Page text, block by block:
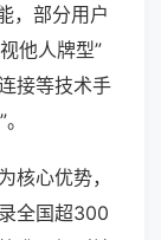
，部分用户
他人牌型”
接等技术手
核心优势，
全国超300